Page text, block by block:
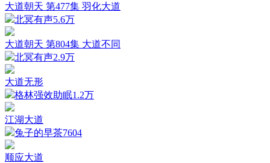
大道朝天 第477集 羽化大道
北冥有声5.6万
大道朝天 第804集 大道不同
北冥有声2.9万
大道无形
格林强效助眠1.2万
江湖大道
兔子的早茶7604
顺应大道